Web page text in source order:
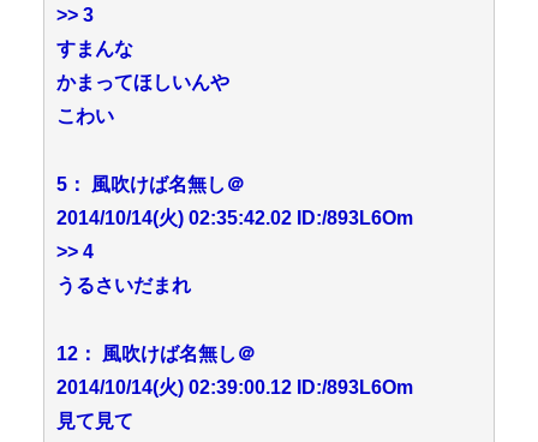
>> 3
すまんな
かまってほしいんや
こわい
5： 風吹けば名無し＠
2014/10/14(火) 02:35:42.02 ID:/893L6Om
>> 4
うるさいだまれ
12： 風吹けば名無し＠
2014/10/14(火) 02:39:00.12 ID:/893L6Om
見て見て